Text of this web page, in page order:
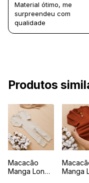
Material ótimo, me
surpreendeu com
qualidade
Produtos
Macacão
Manga Longa
Manga